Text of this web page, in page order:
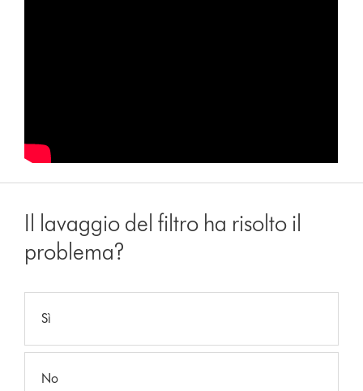
Il lavaggio del filtro ha risolto il
problema?
Sì
No